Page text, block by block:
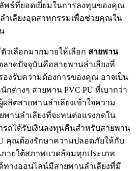
พธ์ที่ยอดเยี่ยมในการลงทุนของคุณ
ำเลียงอุตสาหกรรมเพื่อช่วยคุณใน
เลือกมากมายให้เลือก สายพาน
าดปัจจุบันคือสายพานลำเลียงที่
องรับความต้องการของคุณ อาจเป็น
ต่างๆ สายพาน PVC PU ที่เบากว่า
ลิตสายพานลำเลียงเข้าใจความ
านลำเลียงที่จะทนต่อแรงกดใน
ถได้รับเงินลงทุนคืนสำหรับสายพาน
คุณต้องรักษาความปลอดภัยให้กับ
ายใต้สภาพแวดล้อมทุกประเภท
างออนไลน์มีสายพานลำเลียงที่มี